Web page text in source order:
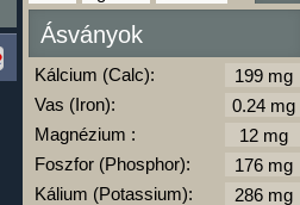
Ha ma már nem eszel/sportolsz többet,
kattints a kiértékelésre!
A Kalória Szimulátor Prémium funkció.
-
Ásványok
Kálcium (Calc):
Vas (Iron):
Magnézium :
Foszfor (Phosphor):
Kálium (Potassium):